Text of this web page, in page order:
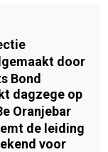
door
Bond
dagzege op
Oranjebar
de leiding
voor